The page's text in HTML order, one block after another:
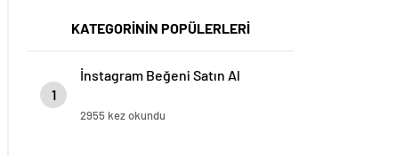
KATEGORİNİN POPÜLERLERİ
1
İnstagram Beğeni Satın Al
2955 kez okundu